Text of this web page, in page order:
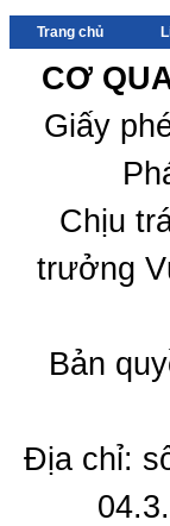
Trang chủ
CƠ
Giấy
Chịu
trưởng
Bản
Địa chỉ: